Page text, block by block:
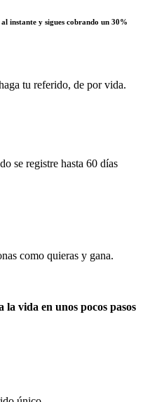
instante y sigues cobrando un 30%
tu referido, de por vida.
se registre hasta 60 días
como quieras y gana.
la vida en unos pocos pasos